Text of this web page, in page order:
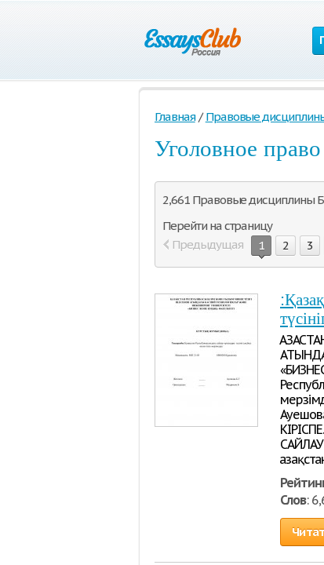
Главная / Правовые
Уголовное право
2,661 Правовые дисциплины
Перейти на страницу
Предыдущая
1 2 3
САЙЛАУ
Слов: